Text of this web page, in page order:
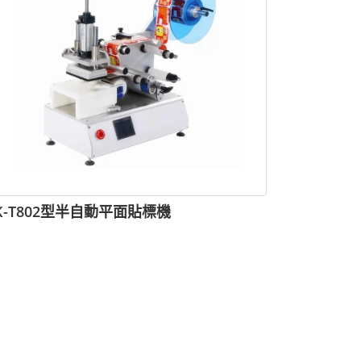
T802型半自動平面貼標機